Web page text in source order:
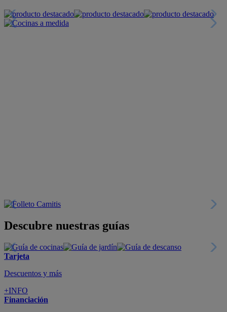
Descubre nuestras guías
Tarjeta
Descuentos y más
+INFO
Financiación